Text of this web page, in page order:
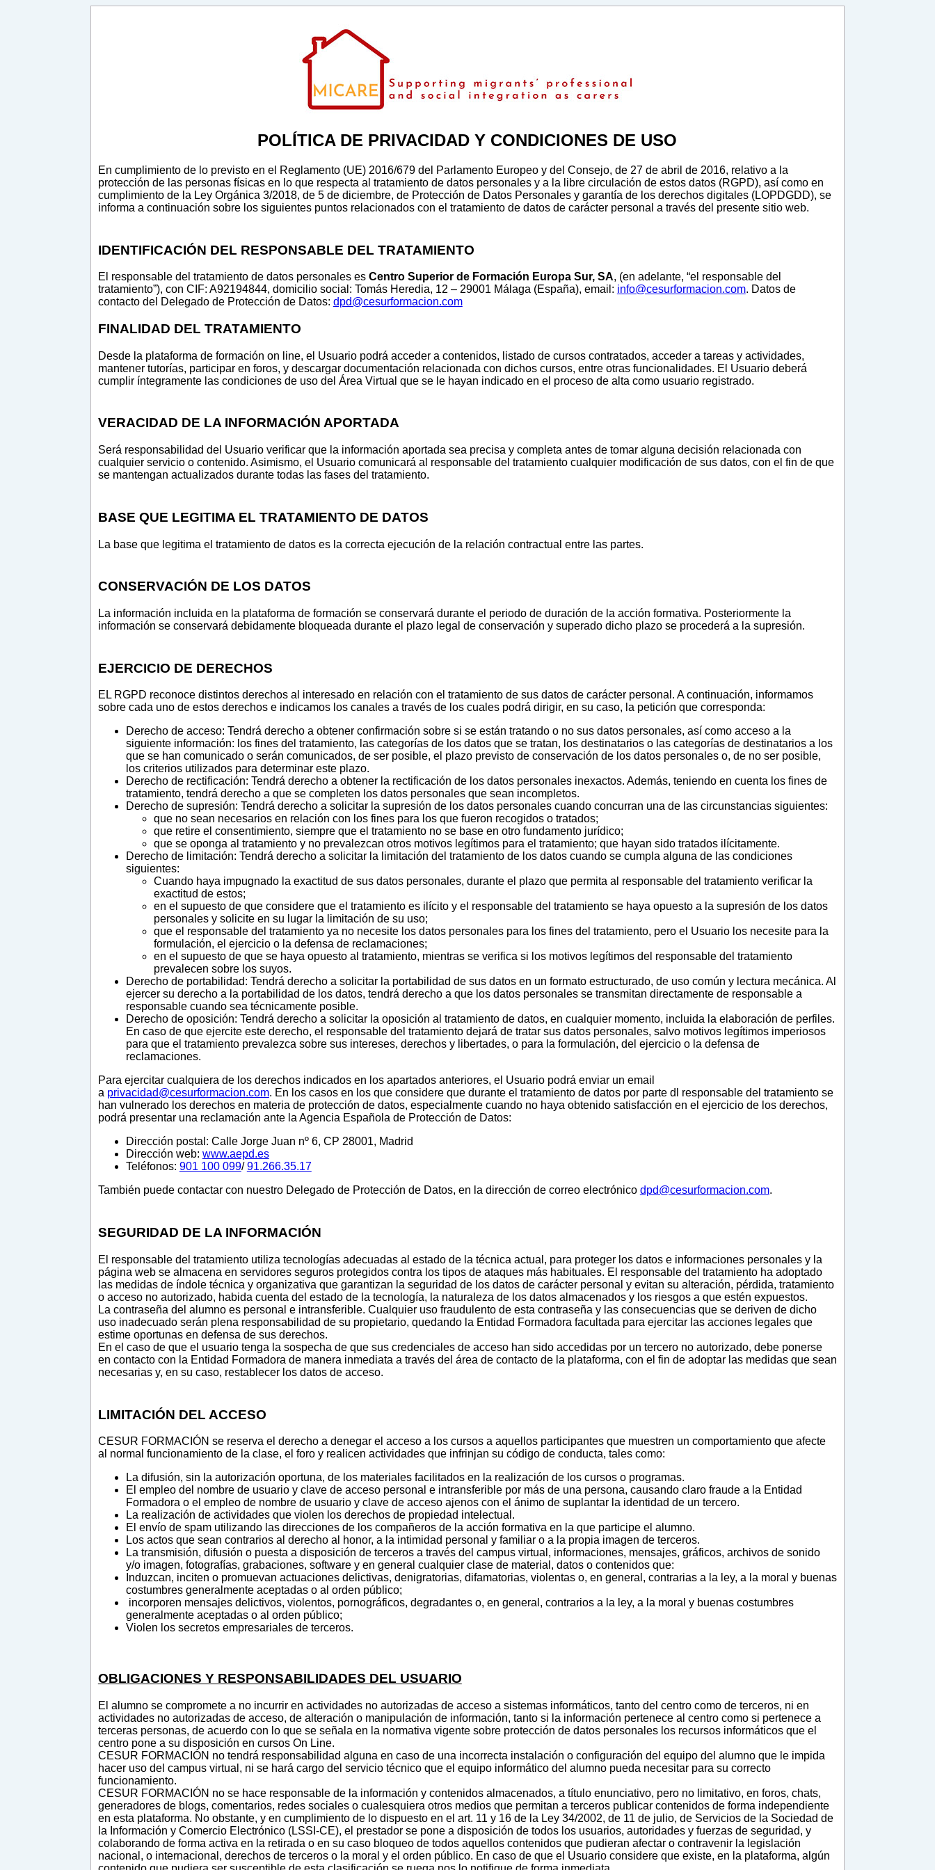
POLÍTICA DE PRIVACIDAD Y CONDICIONES DE USO
En cumplimiento de lo previsto en el Reglamento (UE) 2016/679 del Parlamento Europeo y del Consejo, de 27 de abril de 2016, relativo a la
protección de las personas físicas en lo que respecta al tratamiento de datos personales y a la libre circulación de estos datos (RGPD), así como en
cumplimiento de la Ley Orgánica 3/2018, de 5 de diciembre, de Protección de Datos Personales y garantía de los derechos digitales (LOPDGDD), se
informa a continuación sobre los siguientes puntos relacionados con el tratamiento de datos de carácter personal a través del presente sitio web.
IDENTIFICACIÓN DEL RESPONSABLE DEL TRATAMIENTO
El responsable del tratamiento de datos personales es Centro Superior de Formación Europa Sur, SA, (en adelante, “el responsable del
tratamiento”), con CIF: A92194844, domicilio social: Tomás Heredia, 12 – 29001 Málaga (España), email: info@cesurformacion.com. Datos de
contacto del Delegado de Protección de Datos: dpd@cesurformacion.com
FINALIDAD DEL TRATAMIENTO
Desde la plataforma de formación on line, el Usuario podrá acceder a contenidos, listado de cursos contratados, acceder a tareas y actividades,
mantener tutorías, participar en foros, y descargar documentación relacionada con dichos cursos, entre otras funcionalidades. El Usuario deberá
cumplir íntegramente las condiciones de uso del Área Virtual que se le hayan indicado en el proceso de alta como usuario registrado.
VERACIDAD DE LA INFORMACIÓN APORTADA
Será responsabilidad del Usuario verificar que la información aportada sea precisa y completa antes de tomar alguna decisión relacionada con
cualquier servicio o contenido. Asimismo, el Usuario comunicará al responsable del tratamiento cualquier modificación de sus datos, con el fin de que
se mantengan actualizados durante todas las fases del tratamiento.
BASE QUE LEGITIMA EL TRATAMIENTO DE DATOS
La base que legitima el tratamiento de datos es la correcta ejecución de la relación contractual entre las partes.
CONSERVACIÓN DE LOS DATOS
La información incluida en la plataforma de formación se conservará durante el periodo de duración de la acción formativa. Posteriormente la
información se conservará debidamente bloqueada durante el plazo legal de conservación y superado dicho plazo se procederá a la supresión.
EJERCICIO DE DERECHOS
EL RGPD reconoce distintos derechos al interesado en relación con el tratamiento de sus datos de carácter personal. A continuación, informamos
sobre cada uno de estos derechos e indicamos los canales a través de los cuales podrá dirigir, en su caso, la petición que corresponda:
Derecho de acceso: Tendrá derecho a obtener confirmación sobre si se están tratando o no sus datos personales, así como acceso a la
siguiente información: los fines del tratamiento, las categorías de los datos que se tratan, los destinatarios o las categorías de destinatarios a los
que se han comunicado o serán comunicados, de ser posible, el plazo previsto de conservación de los datos personales o, de no ser posible,
los criterios utilizados para determinar este plazo.
Derecho de rectificación: Tendrá derecho a obtener la rectificación de los datos personales inexactos. Además, teniendo en cuenta los fines de
tratamiento, tendrá derecho a que se completen los datos personales que sean incompletos.
Derecho de supresión: Tendrá derecho a solicitar la supresión de los datos personales cuando concurran una de las circunstancias siguientes:
que no sean necesarios en relación con los fines para los que fueron recogidos o tratados;
que retire el consentimiento, siempre que el tratamiento no se base en otro fundamento jurídico;
que se oponga al tratamiento y no prevalezcan otros motivos legítimos para el tratamiento; que hayan sido tratados ilícitamente.
Derecho de limitación: Tendrá derecho a solicitar la limitación del tratamiento de los datos cuando se cumpla alguna de las condiciones
siguientes:
Cuando haya impugnado la exactitud de sus datos personales, durante el plazo que permita al responsable del tratamiento verificar la
exactitud de estos;
en el supuesto de que considere que el tratamiento es ilícito y el responsable del tratamiento se haya opuesto a la supresión de los datos
personales y solicite en su lugar la limitación de su uso;
que el responsable del tratamiento ya no necesite los datos personales para los fines del tratamiento, pero el Usuario los necesite para la
formulación, el ejercicio o la defensa de reclamaciones;
en el supuesto de que se haya opuesto al tratamiento, mientras se verifica si los motivos legítimos del responsable del tratamiento
prevalecen sobre los suyos.
Derecho de portabilidad: Tendrá derecho a solicitar la portabilidad de sus datos en un formato estructurado, de uso común y lectura mecánica. Al
ejercer su derecho a la portabilidad de los datos, tendrá derecho a que los datos personales se transmitan directamente de responsable a
responsable cuando sea técnicamente posible.
Derecho de oposición: Tendrá derecho a solicitar la oposición al tratamiento de datos, en cualquier momento, incluida la elaboración de perfiles.
En caso de que ejercite este derecho, el responsable del tratamiento dejará de tratar sus datos personales, salvo motivos legítimos imperiosos
para que el tratamiento prevalezca sobre sus intereses, derechos y libertades, o para la formulación, del ejercicio o la defensa de
reclamaciones.
Para ejercitar cualquiera de los derechos indicados en los apartados anteriores, el Usuario podrá enviar un email
a privacidad@cesurformacion.com. En los casos en los que considere que durante el tratamiento de datos por parte dl responsable del tratamiento se
han vulnerado los derechos en materia de protección de datos, especialmente cuando no haya obtenido satisfacción en el ejercicio de los derechos,
podrá presentar una reclamación ante la Agencia Española de Protección de Datos:
Dirección postal: Calle Jorge Juan nº 6, CP 28001, Madrid
Dirección web: www.aepd.es
Teléfonos: 901 100 099/91.266.35.17
También puede contactar con nuestro Delegado de Protección de Datos, en la dirección de correo electrónico dpd@cesurformacion.com.
SEGURIDAD DE LA INFORMACIÓN
El responsable del tratamiento utiliza tecnologías adecuadas al estado de la técnica actual, para proteger los datos e informaciones personales y la
página web se almacena en servidores seguros protegidos contra los tipos de ataques más habituales. El responsable del tratamiento ha adoptado
las medidas de índole técnica y organizativa que garantizan la seguridad de los datos de carácter personal y evitan su alteración, pérdida, tratamiento
o acceso no autorizado, habida cuenta del estado de la tecnología, la naturaleza de los datos almacenados y los riesgos a que estén expuestos.
La contraseña del alumno es personal e intransferible. Cualquier uso fraudulento de esta contraseña y las consecuencias que se deriven de dicho
uso inadecuado serán plena responsabilidad de su propietario, quedando la Entidad Formadora facultada para ejercitar las acciones legales que
estime oportunas en defensa de sus derechos.
En el caso de que el usuario tenga la sospecha de que sus credenciales de acceso han sido accedidas por un tercero no autorizado, debe ponerse
en contacto con la Entidad Formadora de manera inmediata a través del área de contacto de la plataforma, con el fin de adoptar las medidas que sean
necesarias y, en su caso, restablecer los datos de acceso.
LIMITACIÓN DEL ACCESO
CESUR FORMACIÓN se reserva el derecho a denegar el acceso a los cursos a aquellos participantes que muestren un comportamiento que afecte
al normal funcionamiento de la clase, el foro y realicen actividades que infrinjan su código de conducta, tales como:
La difusión, sin la autorización oportuna, de los materiales facilitados en la realización de los cursos o programas.
El empleo del nombre de usuario y clave de acceso personal e intransferible por más de una persona, causando claro fraude a la Entidad
Formadora o el empleo de nombre de usuario y clave de acceso ajenos con el ánimo de suplantar la identidad de un tercero.
La realización de actividades que violen los derechos de propiedad intelectual.
El envío de spam utilizando las direcciones de los compañeros de la acción formativa en la que participe el alumno.
Los actos que sean contrarios al derecho al honor, a la intimidad personal y familiar o a la propia imagen de terceros.
La transmisión, difusión o puesta a disposición de terceros a través del campus virtual, informaciones, mensajes, gráficos, archivos de sonido
y/o imagen, fotografías, grabaciones, software y en general cualquier clase de material, datos o contenidos que:
Induzcan, inciten o promuevan actuaciones delictivas, denigratorias, difamatorias, violentas o, en general, contrarias a la ley, a la moral y buenas
costumbres generalmente aceptadas o al orden público;
incorporen mensajes delictivos, violentos, pornográficos, degradantes o, en general, contrarios a la ley, a la moral y buenas costumbres
generalmente aceptadas o al orden público;
Violen los secretos empresariales de terceros.
OBLIGACIONES Y RESPONSABILIDADES DEL USUARIO
El alumno se compromete a no incurrir en actividades no autorizadas de acceso a sistemas informáticos, tanto del centro como de terceros, ni en
actividades no autorizadas de acceso, de alteración o manipulación de información, tanto si la información pertenece al centro como si pertenece a
terceras personas, de acuerdo con lo que se señala en la normativa vigente sobre protección de datos personales los recursos informáticos que el
centro pone a su disposición en cursos On Line.
CESUR FORMACIÓN no tendrá responsabilidad alguna en caso de una incorrecta instalación o configuración del equipo del alumno que le impida
hacer uso del campus virtual, ni se hará cargo del servicio técnico que el equipo informático del alumno pueda necesitar para su correcto
funcionamiento.
CESUR FORMACIÓN no se hace responsable de la información y contenidos almacenados, a título enunciativo, pero no limitativo, en foros, chats,
generadores de blogs, comentarios, redes sociales o cualesquiera otros medios que permitan a terceros publicar contenidos de forma independiente
en esta plataforma. No obstante, y en cumplimiento de lo dispuesto en el art. 11 y 16 de la Ley 34/2002, de 11 de julio, de Servicios de la Sociedad de
la Información y Comercio Electrónico (LSSI-CE), el prestador se pone a disposición de todos los usuarios, autoridades y fuerzas de seguridad, y
colaborando de forma activa en la retirada o en su caso bloqueo de todos aquellos contenidos que pudieran afectar o contravenir la legislación
nacional, o internacional, derechos de terceros o la moral y el orden público. En caso de que el Usuario considere que existe, en la plataforma, algún